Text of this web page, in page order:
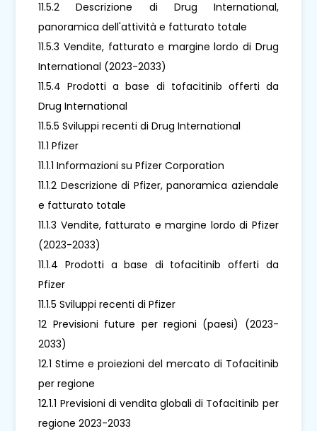
11.5.2 Descrizione di Drug International,
panoramica dell'attività e fatturato totale
11.5.3 Vendite, fatturato e margine lordo di Drug
International (2023-2033)
11.5.4 Prodotti a base di tofacitinib offerti da
Drug International
11.5.5 Sviluppi recenti di Drug International
11.1 Pfizer
11.1.1 Informazioni su Pfizer Corporation
11.1.2 Descrizione di Pfizer, panoramica aziendale
e fatturato totale
11.1.3 Vendite, fatturato e margine lordo di Pfizer
(2023-2033)
11.1.4 Prodotti a base di tofacitinib offerti da
Pfizer
11.1.5 Sviluppi recenti di Pfizer
12 Previsioni future per regioni (paesi) (2023-
2033)
12.1 Stime e proiezioni del mercato di Tofacitinib
per regione
12.1.1 Previsioni di vendita globali di Tofacitinib per
regione 2023-2033